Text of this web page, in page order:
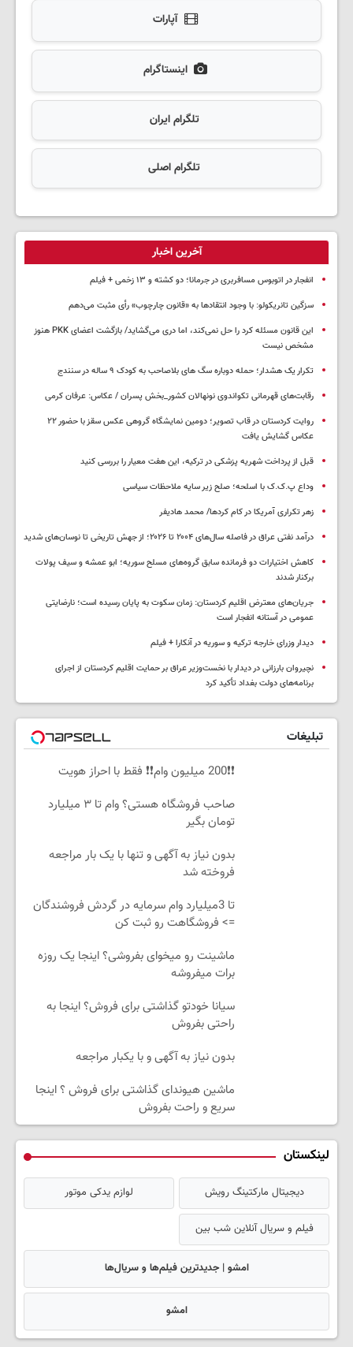
آپارات
اینستاگرام
تلگرام ایران
تلگرام اصلی
آخرین اخبار
انفجار در اتوبوس مسافربری در جرمانا؛ دو کشته و ۱۳ زخمی + فیلم
سزگین تانریکولو: با وجود انتقادها به «قانون چارچوب» رأی مثبت می‌دهم
این قانون مسئله کرد را حل نمی‌کند، اما دری می‌گشاید/ بازگشت اعضای PKK هنوز
مشخص نیست
تکرار یک هشدار؛ حمله دوباره سگ های بلاصاحب به کودک ۹ ساله در سنندج
رقابت‌های قهرمانی تکواندوی نونهالان کشور_بخش پسران / عکاس: عرفان کرمی
روایت کردستان در قاب تصویر؛ دومین نمایشگاه گروهی عکس سقز با حضور ۲۲
عکاس گشایش یافت
قبل از پرداخت شهریه پزشکی در ترکیه، این هفت معیار را بررسی کنید
وداع پ.ک.ک با اسلحه؛ صلح زیر سایه ملاحظات سیاسی
زهر تکراری آمریکا در کام کردها/ محمد هادیفر
درآمد نفتی عراق در فاصله سال‌های ۲۰۰۴ تا ۲۰۲۶؛ از جهش تاریخی تا نوسان‌های شدید
کاهش اختیارات دو فرمانده سابق گروه‌های مسلح سوریه؛ ابو عمشه و سیف پولات
برکنار شدند
جریان‌های معترض اقلیم کردستان: زمان سکوت به پایان رسیده است؛ نارضایتی
عمومی در آستانه انفجار است
دیدار وزرای خارجه ترکیه و سوریه در آنکارا + فیلم
نچیروان بارزانی در دیدار با نخست‌وزیر عراق بر حمایت اقلیم کردستان از اجرای
برنامه‌های دولت بغداد تأکید کرد
تبلیغات
❗❗200 میلیون وام❗❗ فقط با احراز هویت
صاحب فروشگاه هستی؟ وام تا ۳ میلیارد
تومان بگیر
بدون نیاز به آگهی و تنها با یک بار مراجعه
فروخته شد
تا 3میلیارد وام سرمایه در گردش فروشندگان
=> فروشگاهت رو ثبت کن
ماشینت رو میخوای بفروشی؟ اینجا یک روزه
برات میفروشه
سیانا خودتو گذاشتی برای فروش؟ اینجا به
راحتی بفروش
بدون نیاز به آگهی و با یکبار مراجعه
ماشین هیوندای گذاشتی برای فروش ؟ اینجا
سریع و راحت بفروش
لینکستان
دیجیتال مارکتینگ رویش لوازم یدکی موتور
فیلم و سریال آنلاین شب بین
امشو | جدیدترین فیلم‌ها و سریال‌ها
امشو